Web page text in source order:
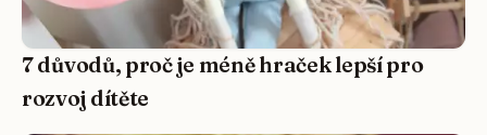
7 důvodů, proč je méně hraček lepší pro
rozvoj dítěte